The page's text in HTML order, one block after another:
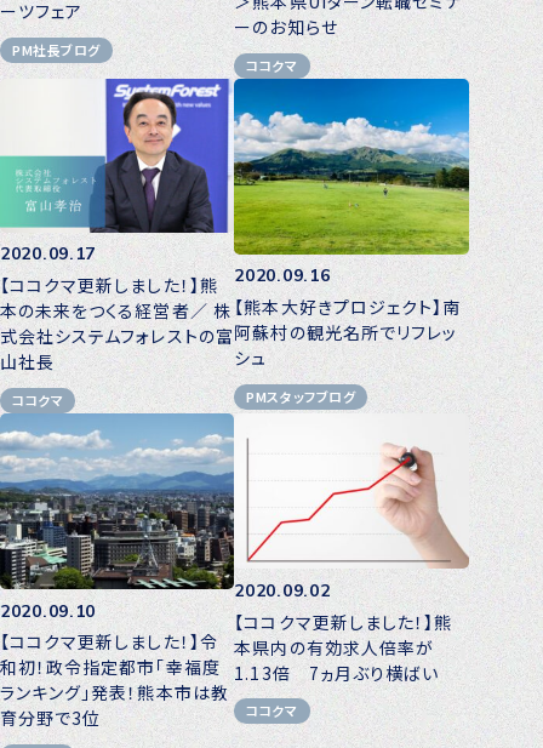
ーツフェア
PM社長ブログ
ーのお知らせ
ココクマ
2020.09.17
【ココクマ更新しました！】熊
本の未来をつくる経営者／ 株
式会社システムフォレストの富
山社長
ココクマ
2020.09.16
【熊本大好きプロジェクト】南
阿蘇村の観光名所でリフレッ
シュ
PMスタッフブログ
2020.09.10
【ココクマ更新しました！】令
和初！政令指定都市「幸福度
ランキング」発表！熊本市は教
育分野で3位
2020.09.02
【ココクマ更新しました！】熊
本県内の有効求人倍率が
1.13倍 7ヵ月ぶり横ばい
ココクマ